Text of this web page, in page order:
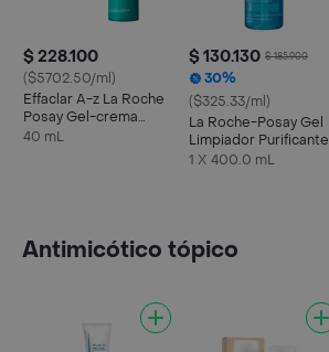
$ 228.100
($5702.50/ml)
Effaclar A-z La Roche
Posay Gel-crema
Frasco
40 mL
$ 130.130 $ 185.900
30%
($325.33/ml)
La Roche-Posay Gel
Limpiador Purificante
Effaclar
1 X 400.0 mL
Antimicótico tópico